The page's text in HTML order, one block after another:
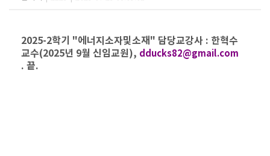
2025-2학기 "에너지소자및소재" 담당교강사 : 한혁수
교수(2025년 9월 신임교원), dducks82@gmail.com
. 끝.